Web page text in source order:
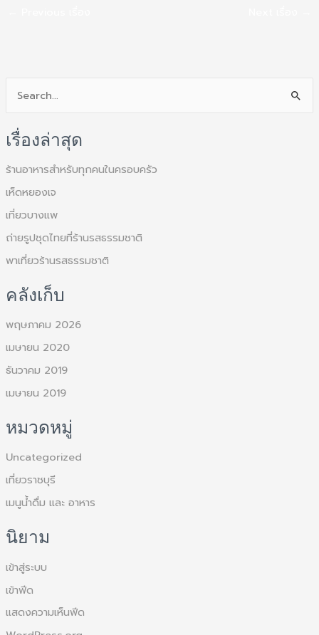
a
h
f
o
r
เรื่องล่าสุด
ร้านอาหารสำหรับทุกคนในครอบครัว
เห็ดหยองเจ
เที่ยวบางแพ
ถ่ายรูปชุดไทยที่ร้านรสธรรมชาติ
พาเที่ยวร้านรสธรรมชาติ
คลังเก็บ
พฤษภาคม 2026
เมษายน 2020
ธันวาคม 2019
เมษายน 2019
หมวดหมู่
Uncategorized
เที่ยวราชบุรี
เมนูน้ำดื่ม และ อาหาร
นิยาม
เข้าสู่ระบบ
เข้าฟีด
แสดงความเห็นฟีด